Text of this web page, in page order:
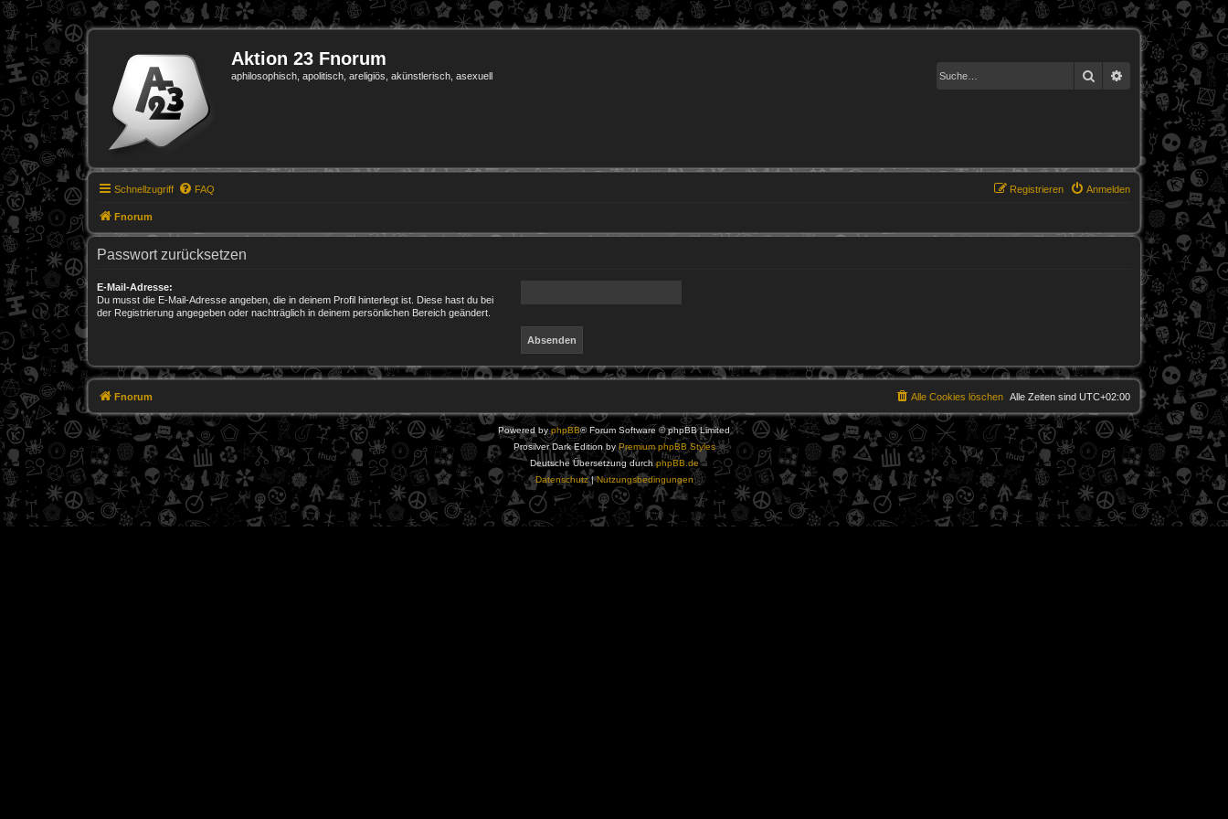
Aktion 23 Fnorum
aphilosophisch, apolitisch, areligiös, akünstlerisch, asexuell Suche Erweiterte Suche
Schnellzugriff FAQ Anmelden
Registrieren
Fnorum
Passwort zurücksetzen
E-Mail-Adresse:
Du musst die E-Mail-Adresse angeben, die in deinem Profil hinterlegt ist. Diese hast du bei
der Registrierung angegeben oder nachträglich in deinem persönlichen Bereich geändert.
Fnorum Alle Zeiten sind UTC+02:00
Alle Cookies löschen
Powered byphpBB® Forum Software © phpBB Limited
Prosilver Dark Edition byPremium phpBB Styles
Deutsche Übersetzung durchphpBB.de
Datenschutz|Nutzungsbedingungen